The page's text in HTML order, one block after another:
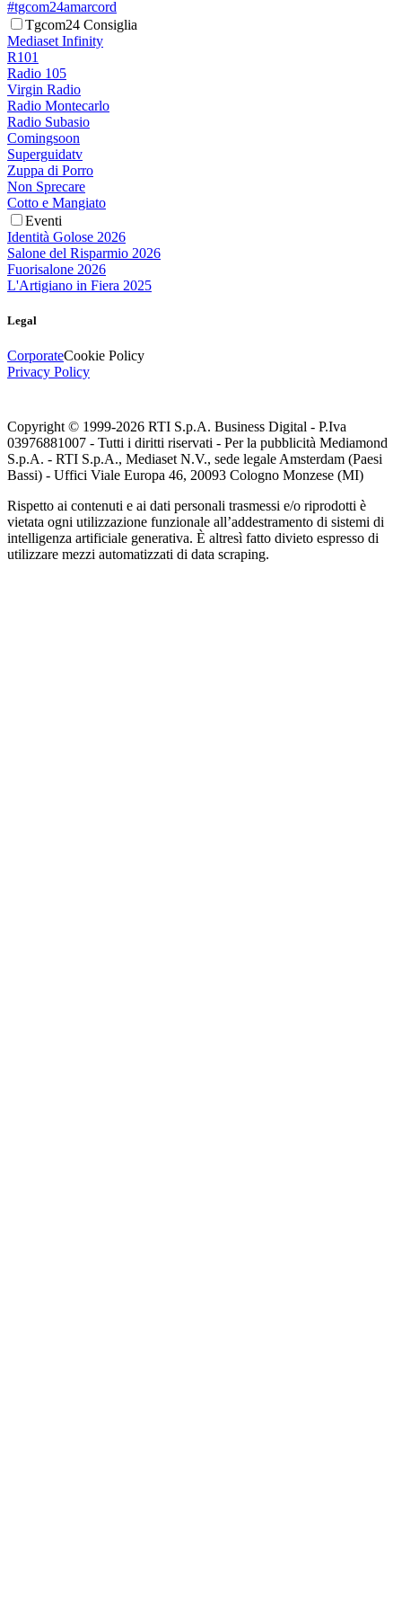
#tgcom24amarcord
Tgcom24 Consiglia
Mediaset Infinity
R101
Radio 105
Virgin Radio
Radio Montecarlo
Radio Subasio
Comingsoon
Superguidatv
Zuppa di Porro
Non Sprecare
Cotto e Mangiato
Eventi
Identità Golose 2026
Salone del Risparmio 2026
Fuorisalone 2026
L'Artigiano in Fiera 2025
Legal
CorporateCookie Policy
Privacy Policy
Copyright © 1999-2026 RTI S.p.A. Business Digital - P.Iva
03976881007 - Tutti i diritti riservati - Per la pubblicità Mediamond
S.p.A. - RTI S.p.A., Mediaset N.V., sede legale Amsterdam (Paesi
Bassi) - Uffici Viale Europa 46, 20093 Cologno Monzese (MI)
Rispetto ai contenuti e ai dati personali trasmessi e/o riprodotti è
vietata ogni utilizzazione funzionale all’addestramento di sistemi di
intelligenza artificiale generativa. È altresì fatto divieto espresso di
utilizzare mezzi automatizzati di data scraping.